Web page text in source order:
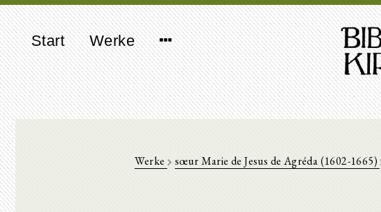
Start Werke
Werke sœur Marie de Jesus de Agréda (1602-1665)